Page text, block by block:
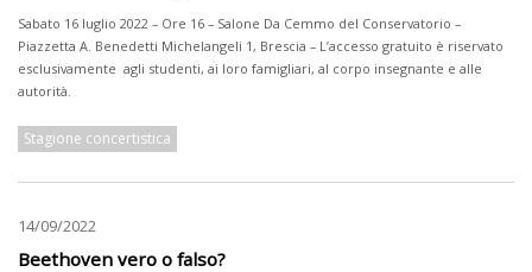
Sabato 16 luglio 2022 – Ore 16 – Salone Da Cemmo del Conservatorio –
Piazzetta A. Benedetti Michelangeli 1, Brescia – L’accesso gratuito è riservato
esclusivamente agli studenti, ai loro famigliari, al corpo insegnante e alle
autorità.
Stagione concertistica
14/09/2022
Beethoven vero o falso?